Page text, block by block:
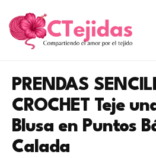
contenido
PRENDAS
CROCHET Teje
Blusa en Puntos
Calada